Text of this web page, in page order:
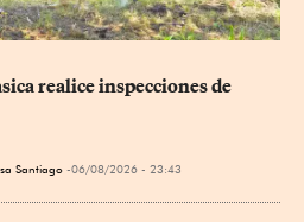
realice inspecciones de
Santiago 06/08/2026 - 23:43